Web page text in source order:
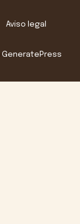
Aviso legal
GeneratePress